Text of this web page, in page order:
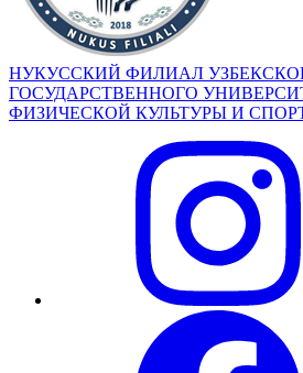
НУКУССКИЙ ФИЛИАЛ
ГОСУДАРСТВЕННОГО
ФИЗИЧЕСКОЙ КУЛЬТУРЫ И